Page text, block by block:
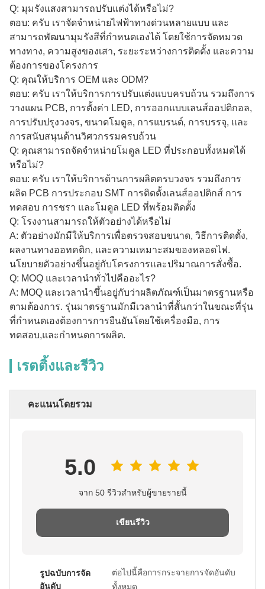
Q: มุมรังแสงสามารถปรับแต่งได้หรือไม่?
ตอบ: ครับ เราจัดจําหน่ายไฟฟ้าทางด่วนหลายแบบ และ
สามารถพัฒนามุมรังสีที่กําหนดเองได้ โดยใช้การจัดหมวด
ทางทาง, ความสูงของเสา, ระยะระหว่างการติดตั้ง และความ
ต้องการของโครงการ
Q: คุณให้บริการ OEM และ ODM?
ตอบ: ครับ เราให้บริการการปรับแต่งแบบครบถ้วน รวมถึงการ
วางแผน PCB, การตั้งค่า LED, การออกแบบเลนส์ออปติกอล,
การปรับปรุงวงจร, ขนาดโมดูล, การแบรนด์, การบรรจุ, และ
การสนับสนุนด้านวิศวกรรมครบถ้วน
Q: คุณสามารถจัดจําหน่ายโมดูล LED ที่ประกอบทั้งหมดได้
หรือไม่?
ตอบ: ครับ เราให้บริการด้านการผลิตครบวงจร รวมถึงการ
ผลิต PCB การประกอบ SMT การติดตั้งเลนส์ออปติกส์ การ
ทดสอบ การชรา และโมดูล LED ที่พร้อมติดตั้ง
Q: โรงงานสามารถให้ตัวอย่างได้หรือไม่
A: ตัวอย่างมักมีให้บริการเพื่อตรวจสอบขนาด, วิธีการติดตั้ง,
ผลงานทางออทคติก, และความเหมาะสมของหลอดไฟ.
นโยบายตัวอย่างขึ้นอยู่กับโครงการและปริมาณการสั่งซื้อ.
Q: MOQ และเวลานําทั่วไปคืออะไร?
A: MOQ และเวลานําขึ้นอยู่กับว่าผลิตภัณฑ์เป็นมาตรฐานหรือ
ตามต้องการ. รุ่นมาตรฐานมักมีเวลานําที่สั้นกว่าในขณะที่รุ่น
ที่กําหนดเองต้องการการยืนยันโดยใช้เครื่องมือ, การ
ทดสอบ,และกําหนดการผลิต.
เรตติ้งและรีวิว
คะแนนโดยรวม
5.0
จาก 50 รีวิวสำหรับผู้ขายรายนี้
เขียนรีวิว
รูปฉบับการจัด
อันดับ
ต่อไปนี้คือการกระจายการจัดอันดับ
ทั้งหมด